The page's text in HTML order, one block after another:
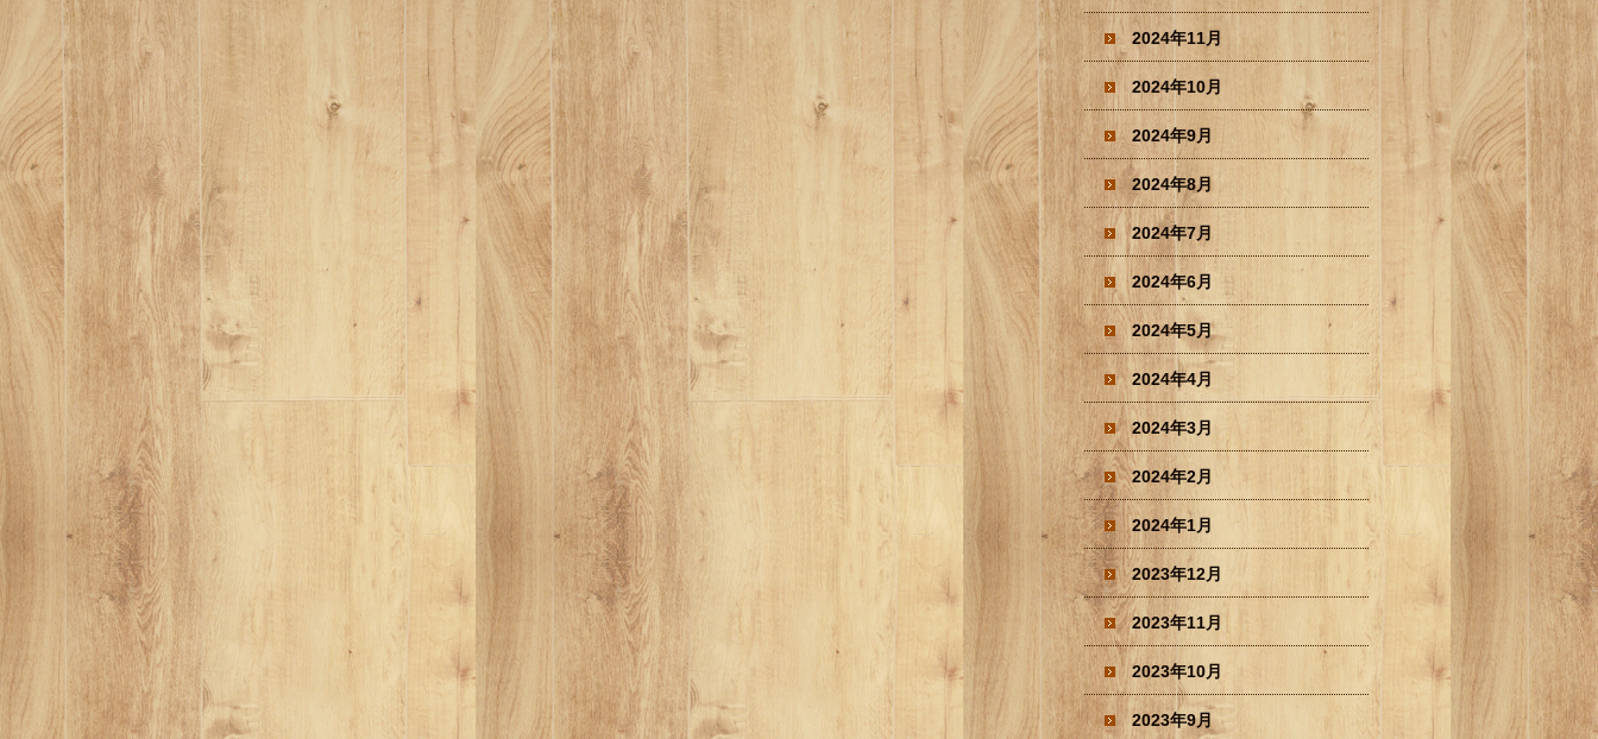
2024年11月
2024年10月
2024年9月
2024年8月
2024年7月
2024年6月
2024年5月
2024年4月
2024年3月
2024年2月
2024年1月
2023年12月
2023年11月
2023年10月
2023年9月